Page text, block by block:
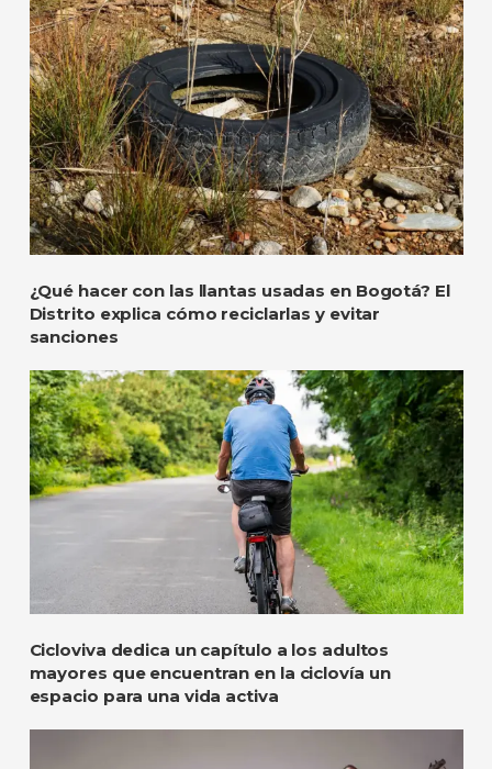
¿Qué hacer con las llantas usadas en Bogotá? El
Distrito explica cómo reciclarlas y evitar
sanciones
Cicloviva dedica un capítulo a los adultos
mayores que encuentran en la ciclovía un
espacio para una vida activa